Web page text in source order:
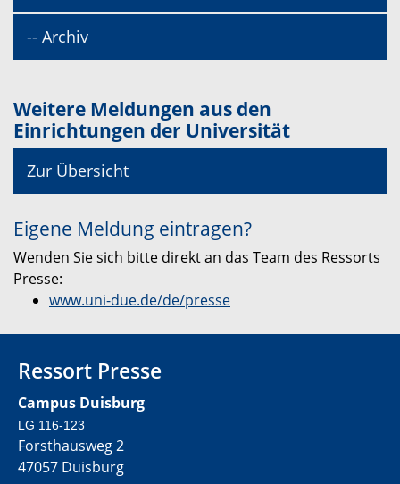
-- Archiv
Weitere Meldungen aus den
Einrichtungen der Universität
Zur Übersicht
Eigene Meldung eintragen?
Wenden Sie sich bitte direkt an das Team des Ressorts
Presse:
www.uni-due.de/de/presse
Ressort Presse
Campus Duisburg
LG 116-123
Forsthausweg 2
47057 Duisburg